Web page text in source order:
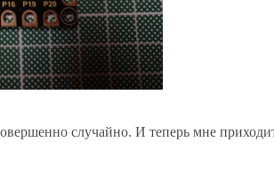
случайно. И теперь мне